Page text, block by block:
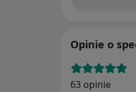
Opinie o
63 opinie